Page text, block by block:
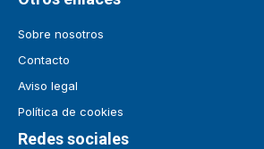
Sobre nosotros
Contacto
Aviso legal
Política de cookies
Redes sociales